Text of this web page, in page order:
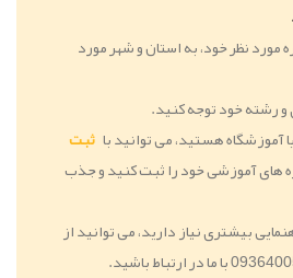
مورد نظر خود، به استان و شهر مورد
و رشته خود توجه کنید.
هستید، می توانید با ثبت
های آموزشی خود را ثبت کنید و جذب
بیشتری نیاز دارید، می توانید از